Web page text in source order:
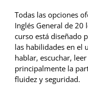
Todas las opciones
Inglés General de 20
curso está diseñado
las habilidades en el
hablar, escuchar,
principalmente la
fluidez y seguridad.